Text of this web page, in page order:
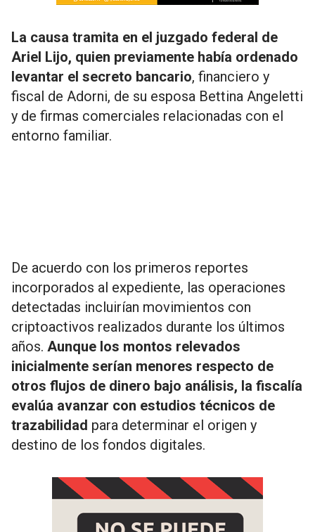
La causa tramita en el juzgado federal de
Ariel Lijo, quien previamente había ordenado
levantar el secreto bancario, financiero y
fiscal de Adorni, de su esposa Bettina Angeletti
y de firmas comerciales relacionadas con el
entorno familiar.
De acuerdo con los primeros reportes
incorporados al expediente, las operaciones
detectadas incluirían movimientos con
criptoactivos realizados durante los últimos
años. Aunque los montos relevados
inicialmente serían menores respecto de
otros flujos de dinero bajo análisis, la fiscalía
evalúa avanzar con estudios técnicos de
trazabilidad para determinar el origen y
destino de los fondos digitales.